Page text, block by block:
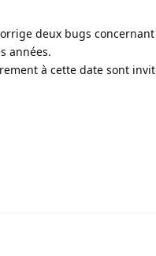
deux bugs
années.
à cette date sont